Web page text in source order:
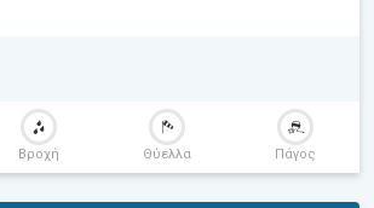
Βροχή Θύελλα Πάγος